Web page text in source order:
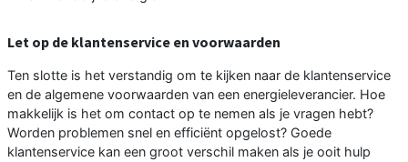
Let op de klantenservice en voorwaarden
Ten slotte is het verstandig om te kijken naar de klantenservice
en de algemene voorwaarden van een energieleverancier. Hoe
makkelijk is het om contact op te nemen als je vragen hebt?
Worden problemen snel en efficiënt opgelost? Goede
klantenservice kan een groot verschil maken als je ooit hulp